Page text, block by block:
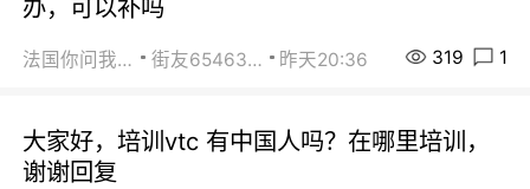
办，可以补吗
法国你问我答 街友65463281 昨天20:36 319 1
大家好，培训vtc 有中国人吗？在哪里培训，
谢谢回复